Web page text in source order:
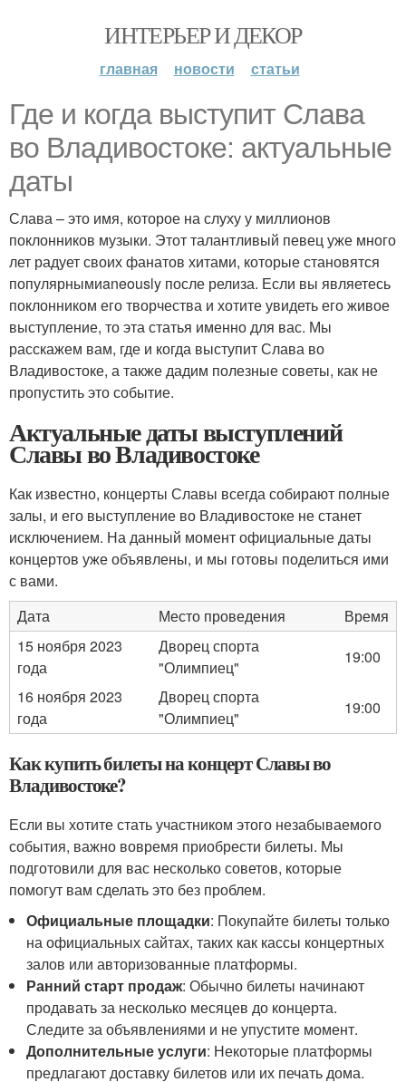
ИНТЕРЬЕР И ДЕКОР
главная новости статьи
Где и когда выступит Слава
во Владивостоке: актуальные
даты
Слава – это имя, которое на слуху у миллионов
поклонников музыки. Этот талантливый певец уже много
лет радует своих фанатов хитами, которые становятся
популярнымиaneously после релиза. Если вы являетесь
поклонником его творчества и хотите увидеть его живое
выступление, то эта статья именно для вас. Мы
расскажем вам, где и когда выступит Слава во
Владивостоке, а также дадим полезные советы, как не
пропустить это событие.
Актуальные даты выступлений
Славы во Владивостоке
Как известно, концерты Славы всегда собирают полные
залы, и его выступление во Владивостоке не станет
исключением. На данный момент официальные даты
концертов уже объявлены, и мы готовы поделиться ими
с вами.
Дата
Место проведения
Время
15 ноября 2023
года
Дворец спорта
"Олимпиец"
19:00
16 ноября 2023
года
Дворец спорта
"Олимпиец"
19:00
Как купить билеты на концерт Славы во
Владивостоке?
Если вы хотите стать участником этого незабываемого
события, важно вовремя приобрести билеты. Мы
подготовили для вас несколько советов, которые
помогут вам сделать это без проблем.
Официальные площадки: Покупайте билеты только
на официальных сайтах, таких как кассы концертных
залов или авторизованные платформы.
Ранний старт продаж: Обычно билеты начинают
продавать за несколько месяцев до концерта.
Следите за объявлениями и не упустите момент.
Дополнительные услуги: Некоторые платформы
предлагают доставку билетов или их печать дома.